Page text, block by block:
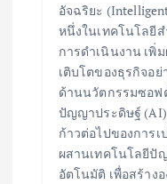
อัจฉริยะ
หนึ่งในเทคโนโลยี
การดำเนินงาน เ
เติบโตของธุรกิจอย่
ด้านนวัตกรรมซอฟ
ปัญญาประดิษฐ์ (AI)
ก้าวต่อไปของการ
ผสานเทคโนโลยีปั
อัตโนมัติ เพื่อสร้า